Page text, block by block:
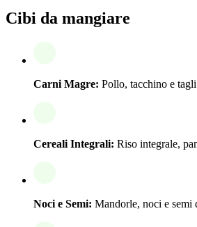
Cibi da mangiare
Carni Magre: Pollo, tacchino e
Cereali Integrali: Riso integrale,
Noci e Semi: Mandorle, noci e semi